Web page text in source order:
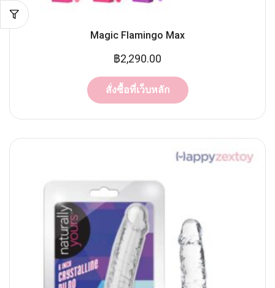
Magic Flamingo Max
฿2,290.00
สั่งซื้อที่เว็บหลัก